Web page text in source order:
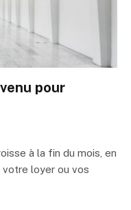
pour
à la fin du mois, en
loyer ou vos